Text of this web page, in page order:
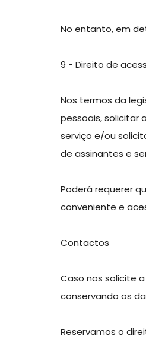
No entanto, em
9 - Direito de
Nos termos da
pessoais, solicitar
serviço e/ou
de assinantes e
Poderá requerer
conveniente e
Contactos
Caso nos solicite
conservando os
Reservamos o